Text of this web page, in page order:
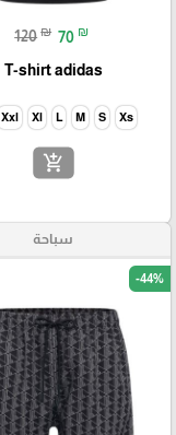
120 ₪ 70 ₪
T-shirt adidas
Xs
S
M
L
Xl
Xxl
add_shopping_cart
سباحة
-44%